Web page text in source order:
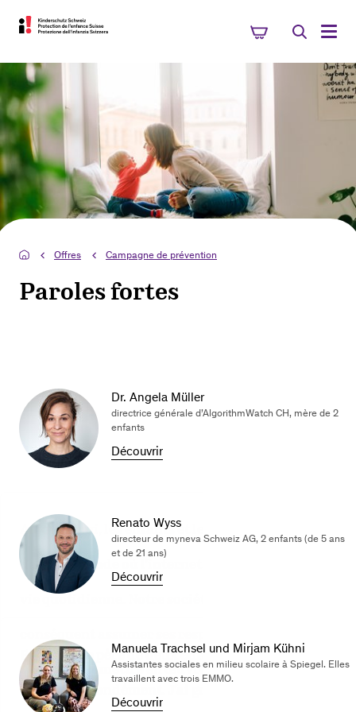
Offres Campagne de prévention
Paroles fortes
Aujourd’hui, les enfants et les jeunes grandissent
dans un monde où l’internet fait partie de leur
vie quotidienne. Notre société doit par
devons tout mettre en œuvre pour que l’internet
redevienne un lieu où les enfants puissent
Dr. Angela Müller
directrice générale d’AlgorithmWatch CH, mère de 2
enfants
Découvrir
En tant que père de deux enfants, ce sujet me
touche profondément. J’ai grandi à une époque
Renato Wyss
directeur de myneva Schweiz AG, 2 enfants (de 5 ans
et de 21 ans)
Découvrir
Manuela Trachsel und Mirjam Kühni
Assistantes sociales en milieu scolaire à Spiegel. Elles
travaillent avec trois EMMO.
Découvrir